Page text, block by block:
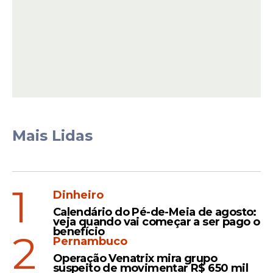
Bom-humor
Velório em vida: advogado
antecipa própria despedida
após quadro de câncer
evoluir
Mais Lidas
1
Dinheiro
Calendário do Pé-de-Meia de agosto:
veja quando vai começar a ser pago o
benefício
2
Pernambuco
Operação Venatrix mira grupo
suspeito de movimentar R$ 650 mil